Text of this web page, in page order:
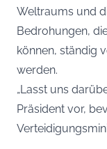
Weltraums und
Bedrohungen,
können, ständig
werden.
„Lasst uns
Präsident vor,